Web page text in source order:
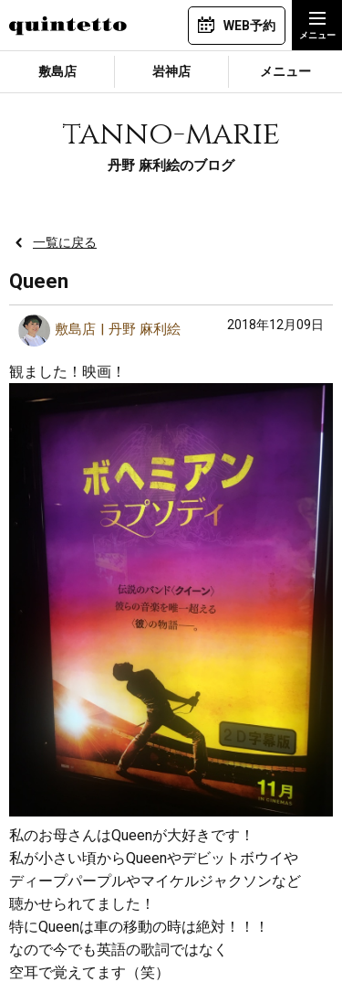
WEB予約
敷島店 岩神店 メニュー
tanno-marie
丹野 麻利絵のブログ
一覧に戻る
Queen
敷島店 丹野 麻利絵 2018年12月09日
観ました！映画！
私のお母さんはQueenが大好きです！
私が小さい頃からQueenやデビットボウイや
ディープパープルやマイケルジャクソンなど
聴かせられてました！
特にQueenは車の移動の時は絶対！！！
なので今でも英語の歌詞ではなく
空耳で覚えてます（笑）